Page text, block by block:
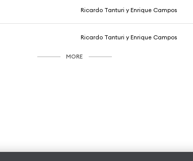
Ricardo Tanturi y Enrique Campos
Ricardo Tanturi y Enrique Campos
MORE